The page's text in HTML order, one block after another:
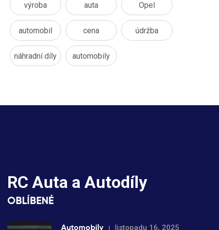
výroba auta Opel
automobil cena údržba
náhradní díly automobily
RC Auta a Autodíly
OBLÍBENÉ
Automobily listopadu 16, 2025